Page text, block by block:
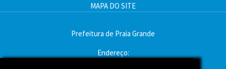
MAPA DO SITE
Prefeitura de Praia Grande
Endereço: